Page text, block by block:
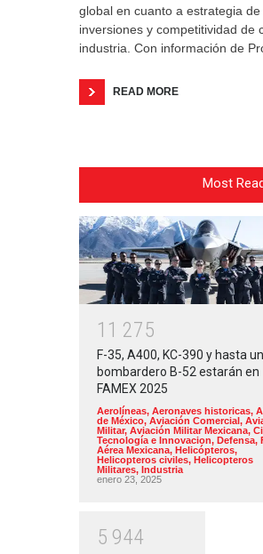
global en cuanto a estrategia
inversiones y competitividad de
industria. Con información de
READ MORE
Most
1 1 275
F-35, A400, KC-390 y hasta un
bombardero B-52 estarán en
FAMEX 2025
Aerolíneas, Aeronaves historicas,
de México, Aviación Comercial,
Militar, Aviación Militar Mexicana,
Tecnología e Innovacion, Defensa,
Aérea Mexicana, Helicópteros,
Helicopteros civiles, Helicopteros
Militares, Industria
enero 23, 2025
5 944